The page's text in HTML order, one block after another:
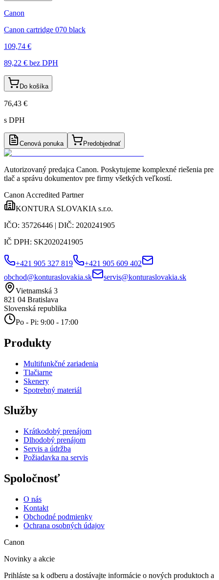
Canon
Canon cartridge 070 black
109,74 €
89,22 € bez DPH
Do košíka
76,43 €
s DPH
Cenová ponuka Predobjednať
Autorizovaný predajca Canon. Poskytujeme komplexné riešenia pre
tlač a správu dokumentov pre firmy všetkých veľkostí.
Canon Accredited Partner
KONTURA SLOVAKIA s.r.o.
IČO: 35726446 | DIČ: 2020241905
IČ DPH: SK2020241905
+421 905 327 819
+421 905 609 402
obchod@konturaslovakia.sk
servis@konturaslovakia.sk
Vietnamská 3
821 04 Bratislava
Slovenská republika
Po - Pi: 9:00 - 17:00
Produkty
Multifunkčné zariadenia
Tlačiarne
Skenery
Spotrebný materiál
Služby
Krátkodobý prenájom
Dlhodobý prenájom
Servis a údržba
Požiadavka na servis
Spoločnosť
O nás
Kontakt
Obchodné podmienky
Ochrana osobných údajov
Canon
Novinky a akcie
Prihláste sa k odberu a dostávajte informácie o nových produktoch a